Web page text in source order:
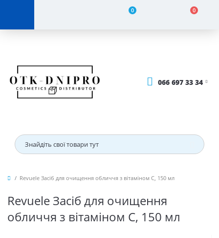
0 0
066 697 33 34
Revuele Засіб для очищення обличчя з вітаміном С, 150 мл
Revuele Засіб для очищення
обличчя з вітаміном С, 150 мл